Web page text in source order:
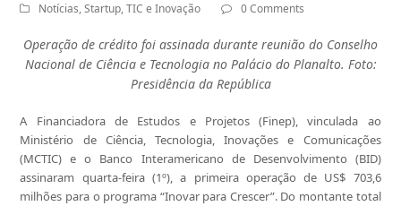
Notícias,Startup,TIC e Inovação 0 Comments
Operação de crédito foi assinada durante reunião do Conselho
Nacional de Ciência e Tecnologia no Palácio do Planalto. Foto:
Presidência da República
A Financiadora de Estudos e Projetos (Finep), vinculada ao
Ministério de Ciência, Tecnologia, Inovações e Comunicações
(MCTIC) e o Banco Interamericano de Desenvolvimento (BID)
assinaram quarta-feira (1º), a primeira operação de US$ 703,6
milhões para o programa “Inovar para Crescer”. Do montante total